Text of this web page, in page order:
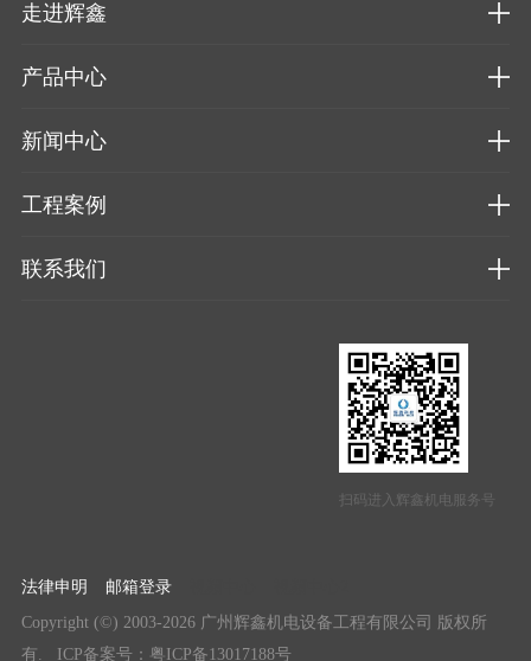
走进辉鑫
产品中心
新闻中心
工程案例
联系我们
扫码进入辉鑫机电服务号
法律申明 邮箱登录
Copyright (©) 2003-2026 广州辉鑫机电设备工程有限公司 版权所
有. ICP备案号：粤ICP备13017188号